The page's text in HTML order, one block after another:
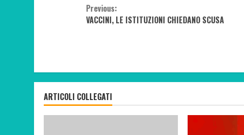
Continue
Reading
Previous:
VACCINI, LE ISTITUZIONI CHIEDANO SCUSA
ARTICOLI COLLEGATI